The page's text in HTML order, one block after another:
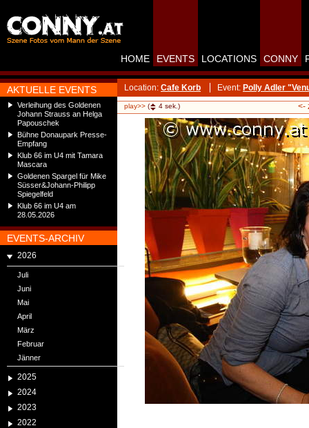
AKTUELLE EVENTS
Verleihung des Goldenen
Johann Strauss an Helga
Papouschek
Bühne Donaupark Presse-
Empfang
Klub 66 im U4 mit Tamara
Mascara
Goldenen Spargel für Mike
Süsser&Johann-Philipp
Spiegelfeld
Klub 66 im U4 am
28.05.2026
EVENTS-ARCHIV
2026
Juli
Juni
Mai
April
März
Februar
Jänner
2025
2024
2023
2022
HOME EVENTS LOCATIONS CONNY
Location: Cafe Korb Event: Polly Adler
play>> ( 4 sek.) <-